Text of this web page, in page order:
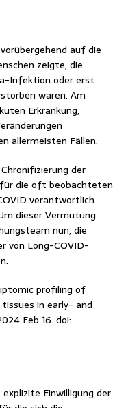
auf die
zeigte, die
Infektion oder erst
waren. Am
Erkrankung,
allermeisten Fällen.
der
die oft beobachteten
verantwortlich
dieser Vermutung
nun, die
von Long-COVID-
profiling of
in early- and
Feb 16. doi:
Einwilligung der